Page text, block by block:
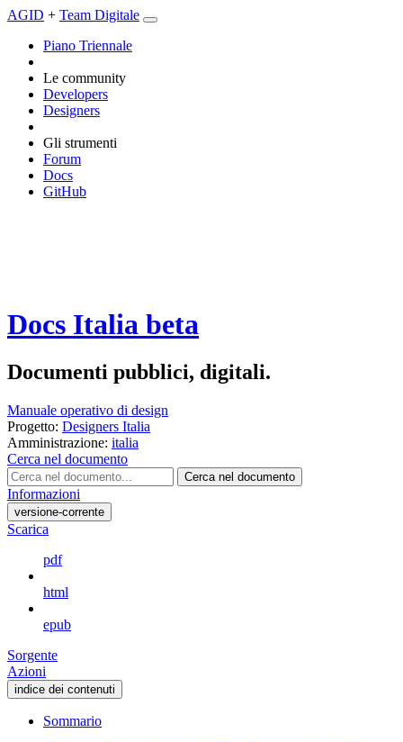
AGID + Team Digitale
Piano Triennale
Le community
Developers
Designers
Gli strumenti
Forum
Docs
GitHub
Docs Italia beta
Documenti pubblici, digitali.
Manuale operativo di design
Progetto: Designers Italia
Amministrazione: italia
Cerca nel documento
Cerca nel documento
Informazioni
versione-corrente
Scarica
pdf
html
epub
Sorgente
Azioni
indice dei contenuti
Sommario